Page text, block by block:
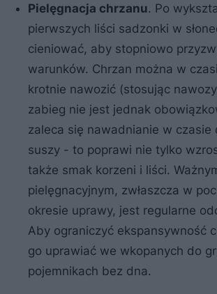
Pielęgnacja chrzanu. Po
pierwszych liści sadzonki w
cieniować, aby stopniowo
warunków. Chrzan można w
krotnie nawozić (stosując
zabieg nie jest jednak
zaleca się nawadnianie w czasie
suszy - to poprawi nie tylko
także smak korzeni i liści.
pielęgnacyjnym, zwłaszcza w
okresie uprawy, jest regularne
Aby ograniczyć ekspansywność
go uprawiać we wkopanych do
pojemnikach bez dna.